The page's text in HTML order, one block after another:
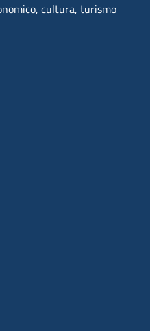
cultura, turismo